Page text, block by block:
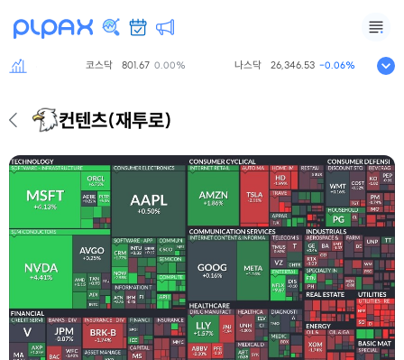
코스닥 801.67 0.00% 나스닥 26,346.53 -0.06%
컨텐츠(재투로)